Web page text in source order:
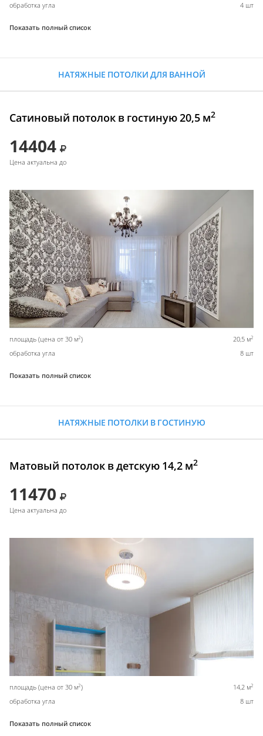
обработка угла 4 шт
Показать полный список
НАТЯЖНЫЕ ПОТОЛКИ ДЛЯ ВАННОЙ
Сатиновый потолок в гостиную 20,5 м2
14404
Цена актуальна до
площадь (цена от 30 м2) 20,5 м2
обработка угла 8 шт
Показать полный список
НАТЯЖНЫЕ ПОТОЛКИ В ГОСТИНУЮ
Матовый потолок в детскую 14,2 м2
11470
Цена актуальна до
площадь (цена от 30 м2) 14,2 м2
обработка угла 8 шт
Показать полный список